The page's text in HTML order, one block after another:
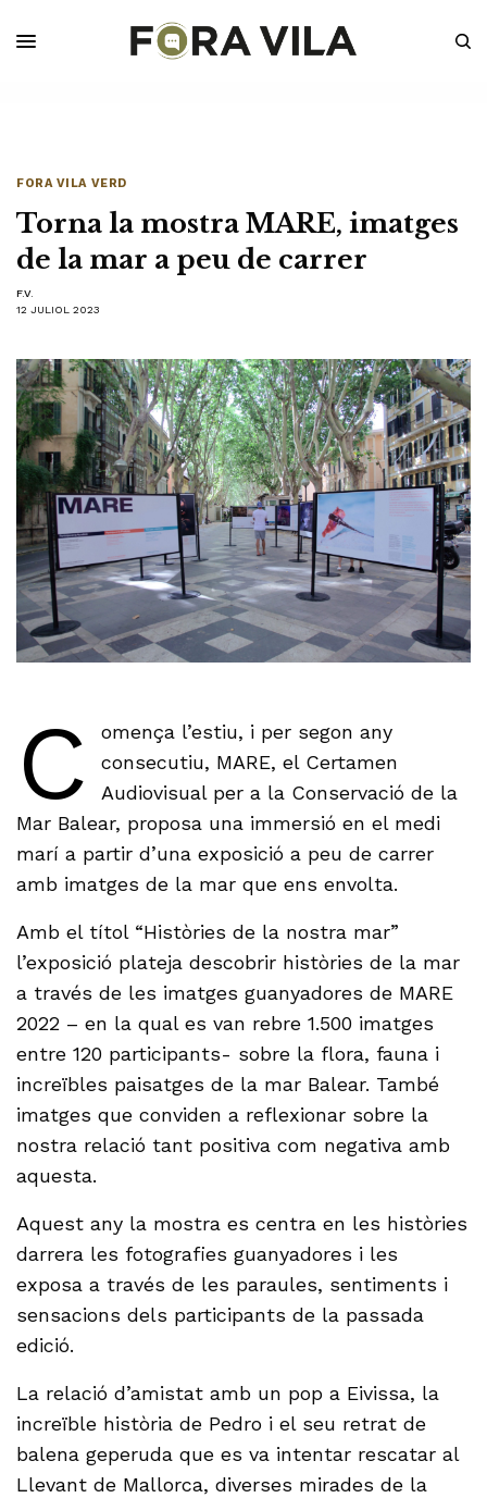
FORA VILA VERD
Torna la mostra MARE, imatges
de la mar a peu de carrer
F.V.
12 JULIOL 2023
C
omença l’estiu, i per segon any
consecutiu, MARE, el Certamen
Audiovisual per a la Conservació de la
Mar Balear, proposa una immersió en el medi
marí a partir d’una exposició a peu de carrer
amb imatges de la mar que ens envolta.
Amb el títol “Històries de la nostra mar”
l’exposició plateja descobrir històries de la mar
a través de les imatges guanyadores de MARE
2022 – en la qual es van rebre 1.500 imatges
entre 120 participants- sobre la flora, fauna i
increïbles paisatges de la mar Balear. També
imatges que conviden a reflexionar sobre la
nostra relació tant positiva com negativa amb
aquesta.
Aquest any la mostra es centra en les històries
darrera les fotografies guanyadores i les
exposa a través de les paraules, sentiments i
sensacions dels participants de la passada
edició.
La relació d’amistat amb un pop a Eivissa, la
increïble història de Pedro i el seu retrat de
balena geperuda que es va intentar rescatar al
Llevant de Mallorca, diverses mirades de la